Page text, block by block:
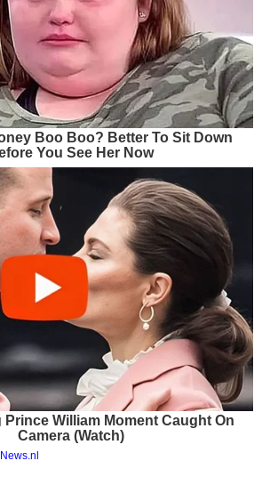
Boo Boo? Better To Sit Down
You See Her Now
Prince William Moment Caught On
Camera (Watch)